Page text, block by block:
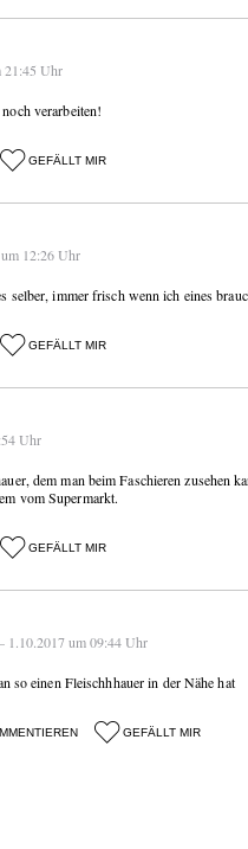
Uhr
verarbeiten!
GEFÄLLT MIR
12:26 Uhr
selber, immer frisch wenn ich eines
GEFÄLLT MIR
Uhr
dem man beim Faschieren zusehen
vom Supermarkt.
GEFÄLLT MIR
um 09:44 Uhr
so einen Fleischhhauer in der Nähe hat
GEFÄLLT MIR